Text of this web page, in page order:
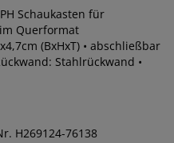
Schaukasten für
Querformat
(BxHxT) • abschließbar
Stahlrückwand •
H269124-76138